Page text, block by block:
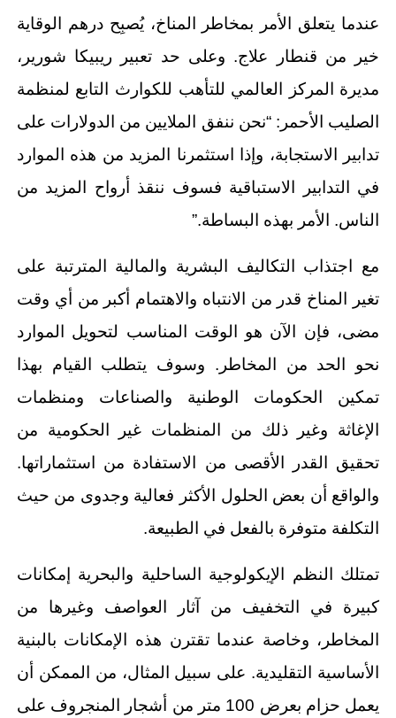
عندما يتعلق الأمر بمخاطر المناخ، يُصبِح درهم الوقاية
خير من قنطار علاج. وعلى حد تعبير ريبيكا شورير،
مديرة المركز العالمي للتأهب للكوارث التابع لمنظمة
الصليب الأحمر: “نحن ننفق الملايين من الدولارات على
تدابير الاستجابة، وإذا استثمرنا المزيد من هذه الموارد
في التدابير الاستباقية فسوف ننقذ أرواح المزيد من
الناس. الأمر بهذه البساطة.”
مع اجتذاب التكاليف البشرية والمالية المترتبة على
تغير المناخ قدر من الانتباه والاهتمام أكبر من أي وقت
مضى، فإن الآن هو الوقت المناسب لتحويل الموارد
نحو الحد من المخاطر. وسوف يتطلب القيام بهذا
تمكين الحكومات الوطنية والصناعات ومنظمات
الإغاثة وغير ذلك من المنظمات غير الحكومية من
تحقيق القدر الأقصى من الاستفادة من استثماراتها.
والواقع أن بعض الحلول الأكثر فعالية وجدوى من حيث
التكلفة متوفرة بالفعل في الطبيعة.
تمتلك النظم الإيكولوجية الساحلية والبحرية إمكانات
كبيرة في التخفيف من آثار العواصف وغيرها من
المخاطر، وخاصة عندما تقترن هذه الإمكانات بالبنية
الأساسية التقليدية. على سبيل المثال، من الممكن أن
يعمل حزام بعرض 100 متر من أشجار المنجروف على